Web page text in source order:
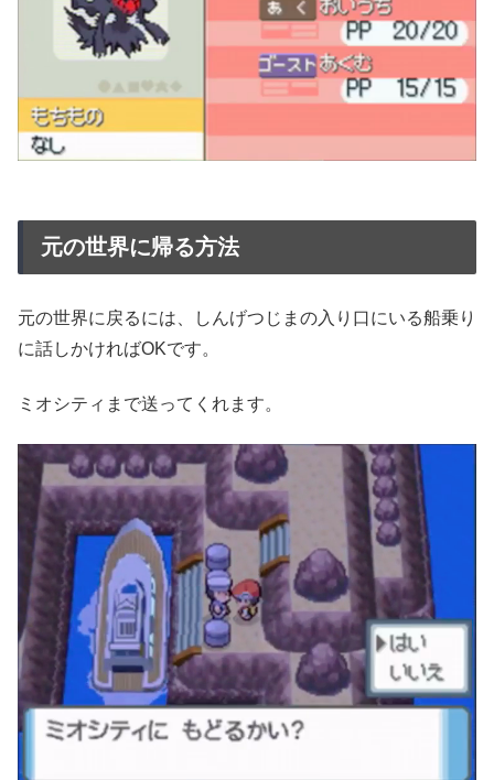
元の世界に帰る方法
元の世界に戻るには、しんげつじまの入り口にいる船乗り
に話しかければOKです。
ミオシティまで送ってくれます。